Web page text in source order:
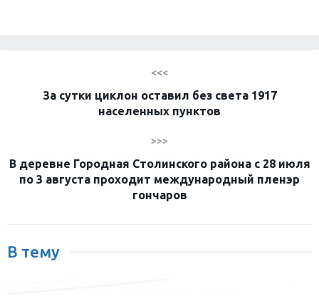
<<<
За сутки циклон оставил без света 1917
населенных пунктов
>>>
В деревне Городная Столинского района с 28 июля
по 3 августа проходит международный пленэр
гончаров
В тему